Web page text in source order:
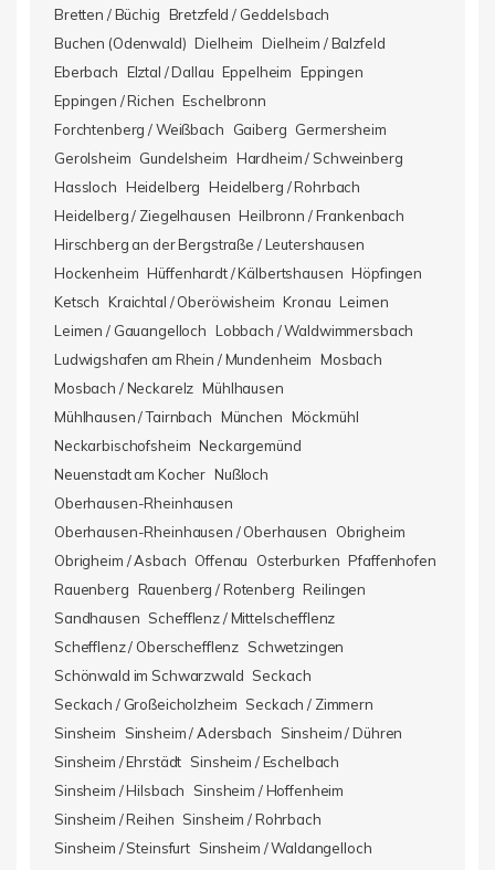
Bretten / Büchig Bretzfeld / Geddelsbach
Buchen (Odenwald) Dielheim Dielheim / Balzfeld
Eberbach Elztal / Dallau Eppelheim Eppingen
Eppingen / Richen Eschelbronn
Forchtenberg / Weißbach
Gaiberg Germersheim
Gerolsheim Gundelsheim Hardheim / Schweinberg
Hassloch Heidelberg Heidelberg / Rohrbach
Heidelberg / Ziegelhausen Heilbronn / Frankenbach
Hirschberg an der Bergstraße / Leutershausen
Hockenheim Hüffenhardt / Kälbertshausen Höpfingen
Ketsch Kraichtal / Oberöwisheim Kronau Leimen
Leimen / Gauangelloch Lobbach / Waldwimmersbach
Ludwigshafen am Rhein / Mundenheim Mosbach
Mosbach / Neckarelz Mühlhausen
Mühlhausen / Tairnbach München Möckmühl
Neckarbischofsheim Neckargemünd
Neuenstadt am Kocher Nußloch
Oberhausen-Rheinhausen
Oberhausen-Rheinhausen / Oberhausen
Obrigheim
Obrigheim / Asbach Offenau Osterburken Pfaffenhofen
Rauenberg Rauenberg / Rotenberg Reilingen
Sandhausen Schefflenz / Mittelschefflenz
Schefflenz / Oberschefflenz Schwetzingen
Schönwald im Schwarzwald Seckach
Seckach / Großeicholzheim Seckach / Zimmern
Sinsheim
Sinsheim / Adersbach
Sinsheim / Dühren
Sinsheim / Ehrstädt Sinsheim / Eschelbach
Sinsheim / Hilsbach
Sinsheim / Hoffenheim
Sinsheim / Reihen Sinsheim / Rohrbach
Sinsheim / Steinsfurt Sinsheim / Waldangelloch